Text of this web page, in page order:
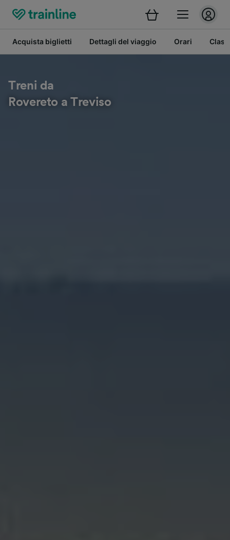
Acquista biglietti Dettagli del viaggio Orari
Treni da
Rovereto a Treviso